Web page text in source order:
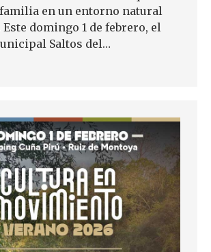
en un entorno natural
domingo 1 de febrero, el
Saltos del…